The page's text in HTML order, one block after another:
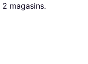
2 magasins.